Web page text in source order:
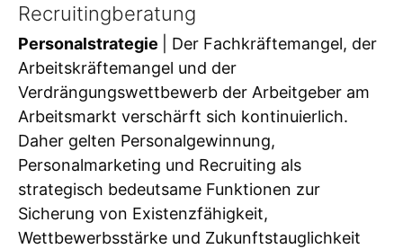
Recruitingberatung
Personalstrategie
| Der Fachkräftemangel, der
Arbeitskräftemangel und der
Verdrängungswettbewerb der Arbeitgeber am
Arbeitsmarkt verschärft sich kontinuierlich.
Daher gelten Personalgewinnung,
Personalmarketing und Recruiting als
strategisch bedeutsame Funktionen zur
Sicherung von Existenzfähigkeit,
Wettbewerbsstärke und Zukunftstauglichkeit